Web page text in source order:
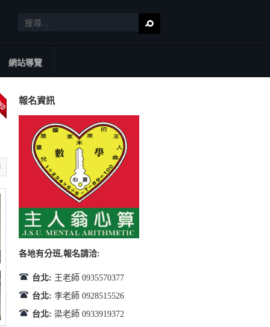
網站導覽
報名資訊
各地有分班,報名請洽:
台北: 王老師 0935570377
台北: 李老師 0928515526
台北: 梁老師 0933919372